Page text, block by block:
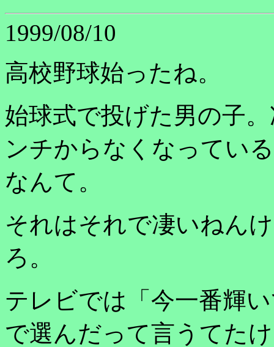
1999/08/10
高校野球始ったね。
始球式で投げた男の子
ンチからなくなってい
なんて。
それはそれで凄いねん
ろ。
テレビでは「今一番輝
で選んだって言うてた